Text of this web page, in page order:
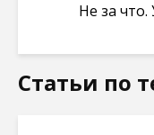
Не за что.
Статьи по